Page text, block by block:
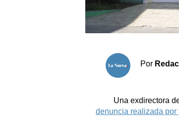
El tiempo
Cartón Lleno
Clasificados
Horóscopo
Servicios
Por
Una exdirectora
denuncia realizada